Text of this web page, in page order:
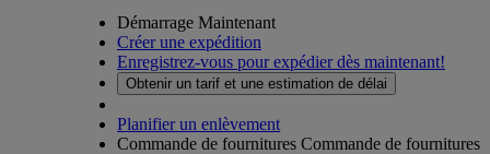
Démarrage Maintenant
Créer une expédition
Enregistrez-vous pour expédier dès maintenant!
Obtenir un tarif et une estimation de délai
Planifier un enlèvement
Commande de fournitures Commande de fournitures